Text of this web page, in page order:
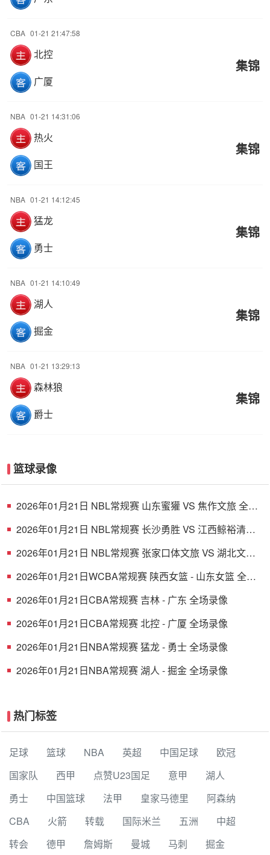
CBA 01-21 21:47:58
北控
广厦
集锦
NBA 01-21 14:31:06
热火
国王
集锦
NBA 01-21 14:12:45
猛龙
勇士
集锦
NBA 01-21 14:10:49
湖人
掘金
集锦
NBA 01-21 13:29:13
森林狼
爵士
集锦
篮球录像
2026年01月21日 NBL常规赛 山东蜜獾 VS 焦作文旅 全场
2026年01月21日 NBL常规赛 长沙勇胜 VS 江西鲸裕清酒
2026年01月21日 NBL常规赛 张家口体文旅 VS 湖北文旅
2026年01月21日WCBA常规赛 陕西女篮 - 山东女篮 全场
2026年01月21日CBA常规赛 吉林 - 广东 全场录像
2026年01月21日CBA常规赛 北控 - 广厦 全场录像
2026年01月21日NBA常规赛 猛龙 - 勇士 全场录像
2026年01月21日NBA常规赛 湖人 - 掘金 全场录像
热门标签
足球 篮球 NBA 英超 中国足球
欧冠
国家队
西甲 点赞U23国足 意甲
湖人
勇士
中国篮球 法甲 皇家马德里
阿森纳
CBA
火箭 转载 国际米兰 五洲
中超
转会
德甲 詹姆斯 曼城 马刺 掘金